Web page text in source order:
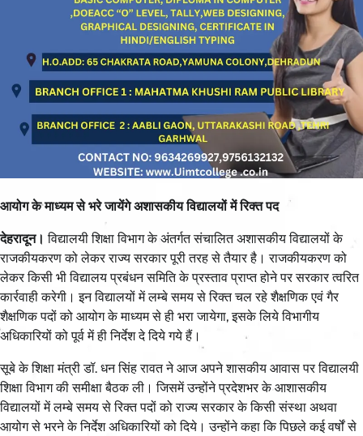
आयोग के माध्यम से भरे जायेंगे अशासकीय विद्यालयों में रिक्त पद
देहरादून। विद्यालयी शिक्षा विभाग के अंतर्गत संचालित अशासकीय विद्यालयों के
राजकीयकरण को लेकर राज्य सरकार पूरी तरह से तैयार है। राजकीयकरण को
लेकर किसी भी विद्यालय प्रबंधन समिति के प्रस्ताव प्राप्त होने पर सरकार त्वरित
कार्रवाही करेगी। इन विद्यालयों में लम्बे समय से रिक्त चल रहे शैक्षणिक एवं गैर
शैक्षणिक पदों को आयोग के माध्यम से ही भरा जायेगा, इसके लिये विभागीय
अधिकारियों को पूर्व में ही निर्देश दे दिये गये हैं।
सूबे के शिक्षा मंत्री डॉ. धन सिंह रावत ने आज अपने शासकीय आवास पर विद्यालयी
शिक्षा विभाग की समीक्षा बैठक ली। जिसमें उन्होंने प्रदेशभर के आशासकीय
विद्यालयों में लम्बे समय से रिक्त पदों को राज्य सरकार के किसी संस्था अथवा
आयोग से भरने के निर्देश अधिकारियों को दिये। उन्होंने कहा कि पिछले कई वर्षों से